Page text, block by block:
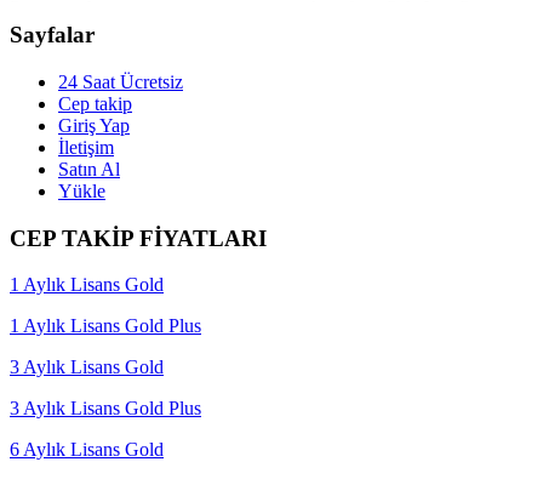
Sayfalar
24 Saat Ücretsiz
Cep takip
Giriş Yap
İletişim
Satın Al
Yükle
CEP TAKİP FİYATLARI
1 Aylık Lisans Gold
1 Aylık Lisans Gold Plus
3 Aylık Lisans Gold
3 Aylık Lisans Gold Plus
6 Aylık Lisans Gold